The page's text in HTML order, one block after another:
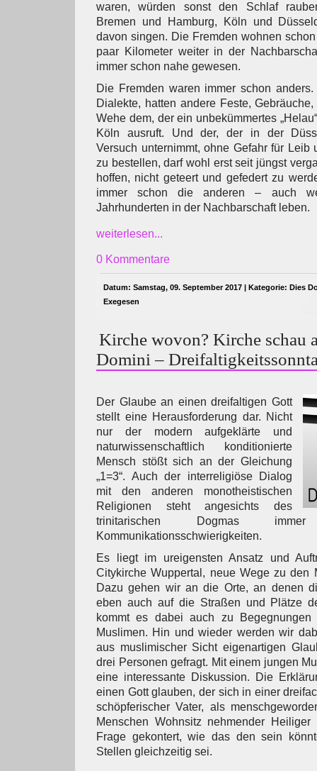
waren, würden sonst den Schlaf
Bremen und Hamburg, Köln und
davon singen. Die Fremden wohnen
paar Kilometer weiter in der
immer schon nahe gewesen.
Die Fremden waren immer schon
Dialekte, hatten andere Feste,
Wehe dem, der ein unbekümmertes
Köln ausruft. Und der, der in der
Versuch unternimmt, ohne Gefahr für Leib
zu bestellen, darf wohl erst seit jüngst
hoffen, nicht geteert und gefedert zu
immer schon die anderen – auch
Jahrhunderten in der Nachbarschaft leben.
weiterlesen...
0 Kommentare
Datum: Samstag, 09. September 2017 | Kategorie: Dies
Exegesen
Kirche wovon? Kirche schau
Domini –
Der Glaube an einen dreifaltigen Gott
stellt eine Herausforderung dar. Nicht
nur der modern aufgeklärte und
naturwissenschaftlich konditionierte
Mensch stößt sich an der Gleichung
„1=3“. Auch der interreligiöse Dialog
mit den anderen monotheistischen
Religionen steht angesichts des
trinitarischen Dogmas
Kommunikationsschwierigkeiten.
Es liegt im ureigensten Ansatz und
Citykirche Wuppertal, neue Wege zu den
Dazu gehen wir an die Orte, an denen
eben auch auf die Straßen und Plätze
kommt es dabei auch zu Begegnungen
Muslimen. Hin und wieder werden wir
aus muslimischer Sicht eigenartigen
drei Personen gefragt. Mit einem jungen
eine interessante Diskussion. Die
einen Gott glauben, der sich in einer
schöpferischer Vater, als
Menschen Wohnsitz nehmender
Frage gekontert, wie das den sein
Stellen gleichzeitig sei.